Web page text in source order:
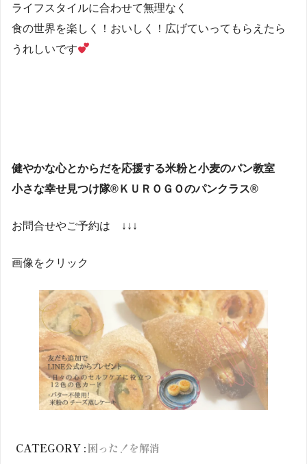
ライフスタイルに合わせて無理なく
食の世界を楽しく！おいしく！広げていってもらえたら
うれしいです
健やかな心とからだを応援する米粉と小麦のパン教室
小さな幸せ見つけ隊®ＫＵＲＯＧＯのパンクラス®
お問合せやご予約は ↓↓↓
画像をクリック
CATEGORY :困った！を解消